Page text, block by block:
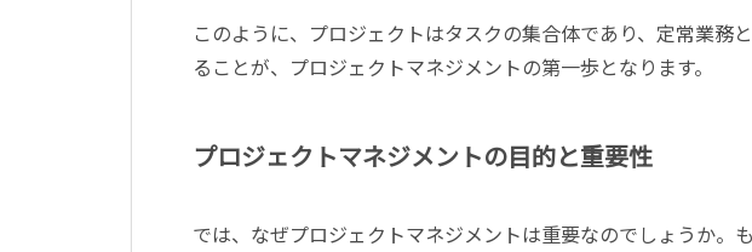
このように、プロジェクトはタスクの集合体であり、定常業務
ることが、プロジェクトマネジメントの第一歩となります。
プロジェクトマネジメントの目的と重要性
では、なぜプロジェクトマネジメントは重要なのでしょうか。